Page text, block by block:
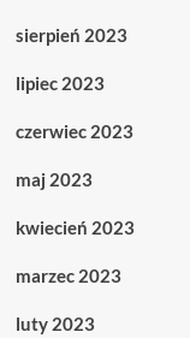
sierpień 2023
lipiec 2023
czerwiec 2023
maj 2023
kwiecień 2023
marzec 2023
luty 2023